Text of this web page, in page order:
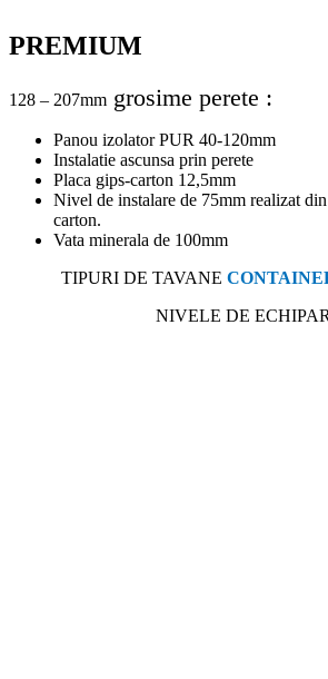
PREMIUM
128 – 207mm grosime perete :
Panou izolator PUR 40-120mm
Instalatie ascunsa prin perete
Placa gips-carton 12,5mm
Nivel de instalare de 75mm realizat
carton.
Vata minerala de 100mm
TIPURI DE TAVANE
NIVELE DE